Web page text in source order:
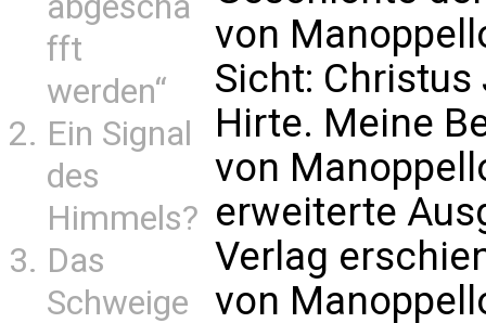
fft
werden“
Ein Signal
des
Himmels?
Das
Schweige
von
Sicht:
Hirte. Meine
von
erweiterte
Verlag
von